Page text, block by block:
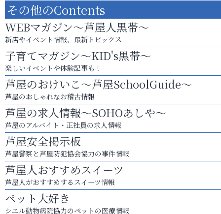
その他のContents
WEBマガジン～芦屋人黒帯～
新店やイベント情報、最新トピックス
子育てマガジン～KID's黒帯～
楽しいイベントや体験記事も！
芦屋のおけいこ～芦屋SchoolGuide～
芦屋のおしゃれなお稽古情報
芦屋の求人情報～SOHOあしや～
芦屋のアルバイト・正社員の求人情報
芦屋安全掲示板
芦屋警察と芦屋防犯協会協力の事件情報
芦屋人おすすめスイーツ
芦屋人がおすすめするスイーツ情報
ペット大好き
シエル動物病院協力のペットの医療情報